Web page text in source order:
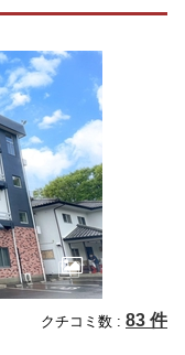
クチコミ数 : 83 件